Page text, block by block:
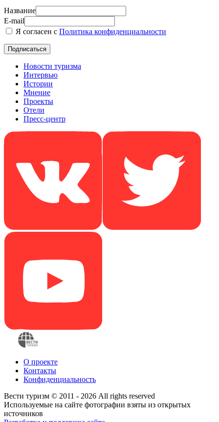
Название
E-mail
Я согласен с Политика конфиденциальности
Новости туризма
Интервью
Истории
Мнение
Проекты
Отели
Пресс-центр
О проекте
Контакты
Конфиденциальность
Вести туризм © 2011 - 2026 All rights reserved
Используемые на сайте фотографии взяты из открытых
источников